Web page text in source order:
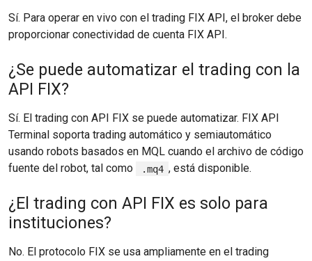
Sí. Para operar en vivo con el trading FIX API, el broker debe
proporcionar conectividad de cuenta FIX API.
¿Se puede automatizar el trading con la
API FIX?
Sí. El trading con API FIX se puede automatizar. FIX API
Terminal soporta trading automático y semiautomático
usando robots basados en MQL cuando el archivo de código
fuente del robot, tal como
.mq4 , está disponible.
¿El trading con API FIX es solo para
instituciones?
No. El protocolo FIX se usa ampliamente en el trading